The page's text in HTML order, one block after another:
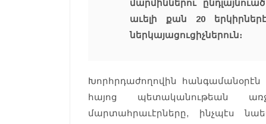
մարմիններու
աւելի քան 20
ներկայացուցիչներուն։
Խորհրդաժողովին
հայոց պետականութեան
մարտահրաւէրները, ինչպէս